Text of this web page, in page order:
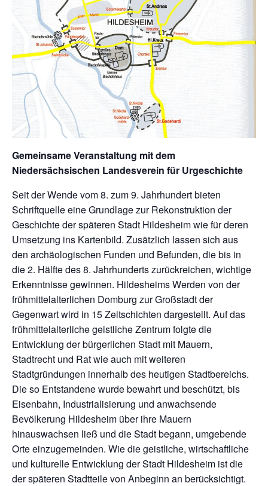
Gemeinsame Veranstaltung mit dem
Niedersächsischen Landesverein für Urgeschichte
Seit der Wende vom 8. zum 9. Jahrhundert bieten
Schriftquelle eine Grundlage zur Rekonstruktion der
Geschichte der späteren Stadt Hildesheim wie für deren
Umsetzung ins Kartenbild. Zusätzlich lassen sich aus
den archäologischen Funden und Befunden, die bis in
die 2. Hälfte des 8. Jahrhunderts zurückreichen, wichtige
Erkenntnisse gewinnen. Hildesheims Werden von der
frühmittelalterlichen Domburg zur Großstadt der
Gegenwart wird in 15 Zeitschichten dargestellt. Auf das
frühmittelalterliche geistliche Zentrum folgte die
Entwicklung der bürgerlichen Stadt mit Mauern,
Stadtrecht und Rat wie auch mit weiteren
Stadtgründungen innerhalb des heutigen Stadtbereichs.
Die so Entstandene wurde bewahrt und beschützt, bis
Eisenbahn, Industrialisierung und anwachsende
Bevölkerung Hildesheim über ihre Mauern
hinauswachsen ließ und die Stadt begann, umgebende
Orte einzugemeinden. Wie die geistliche, wirtschaftliche
und kulturelle Entwicklung der Stadt Hildesheim ist die
der späteren Stadtteile von Anbeginn an berücksichtigt.